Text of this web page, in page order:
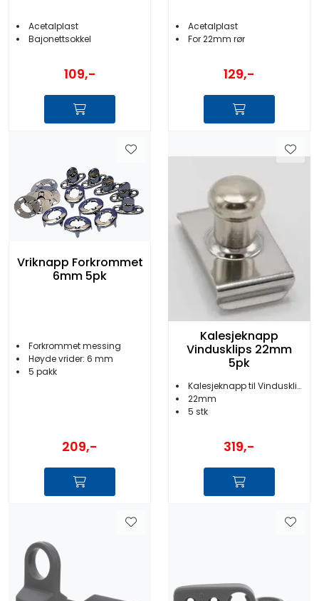
Acetalplast
Bajonettsokkel
109,-
Acetalplast
For 22mm rør
129,-
Vriknapp Forkrommet
6mm 5pk
Forkrommet messing
Høyde vrider: 6 mm
5 pakk
209,-
Kalesjeknapp
Vindusklips 22mm
5pk
Kalesjeknapp til Vindusklips
22mm
5 stk
319,-